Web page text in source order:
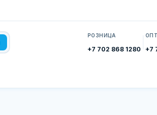
РОЗНИЦА
+7 702 868 1280
ОПТ
+7